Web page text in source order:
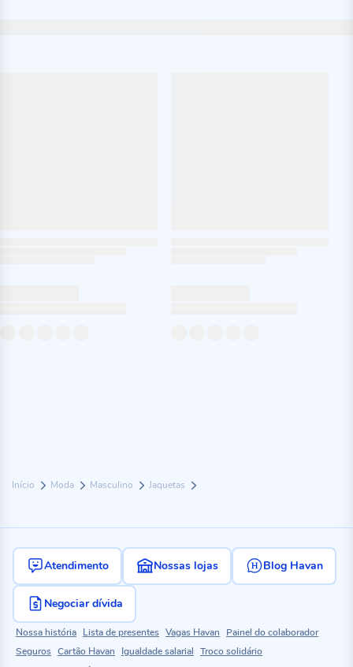
Início Moda Masculino Jaquetas
Atendimento Nossas lojas Blog Havan
Negociar dívida
Nossa história Lista de presentes Vagas Havan
Painel do colaborador
Seguros Cartão Havan Igualdade salarial Troco solidário